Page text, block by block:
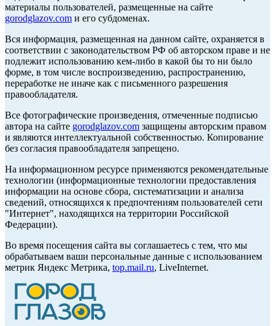
материалы пользователей, размещенные на сайте
gorodglazov.com и его субдоменах.
Вся информация, размещенная на данном сайте, охраняется в
соответствии с законодательством РФ об авторском праве и не
подлежит использованию кем-либо в какой бы то ни было
форме, в том числе воспроизведению, распространению,
переработке не иначе как с письменного разрешения
правообладателя.
Все фотографические произведения, отмеченные подписью
автора на сайте gorodglazov.com защищены авторским правом
и являются интеллектуальной собственностью. Копирование
без согласия правообладателя запрещено.
На информационном ресурсе применяются рекомендательные
технологии (информационные технологии предоставления
информации на основе сбора, систематизации и анализа
сведений, относящихся к предпочтениям пользователей сети
"Интернет", находящихся на территории Российской
Федерации).
Во время посещения сайта вы соглашаетесь с тем, что мы
обрабатываем ваши персональные данные с использованием
метрик Яндекс Метрика, top.mail.ru, LiveInternet.